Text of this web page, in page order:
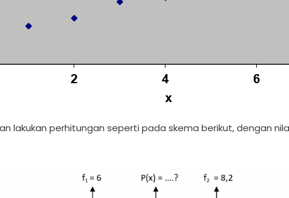
lakukan perhitungan seperti pada skema berikut, dengan